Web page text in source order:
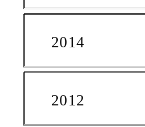
2014
2012